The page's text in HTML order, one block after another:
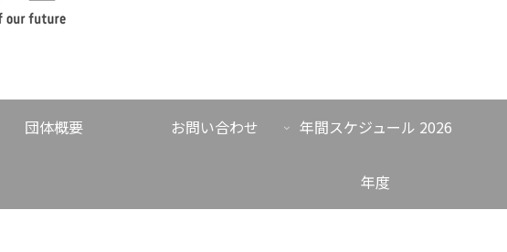
団体概要 お問い合わせ 年間スケジュール 2026
年度